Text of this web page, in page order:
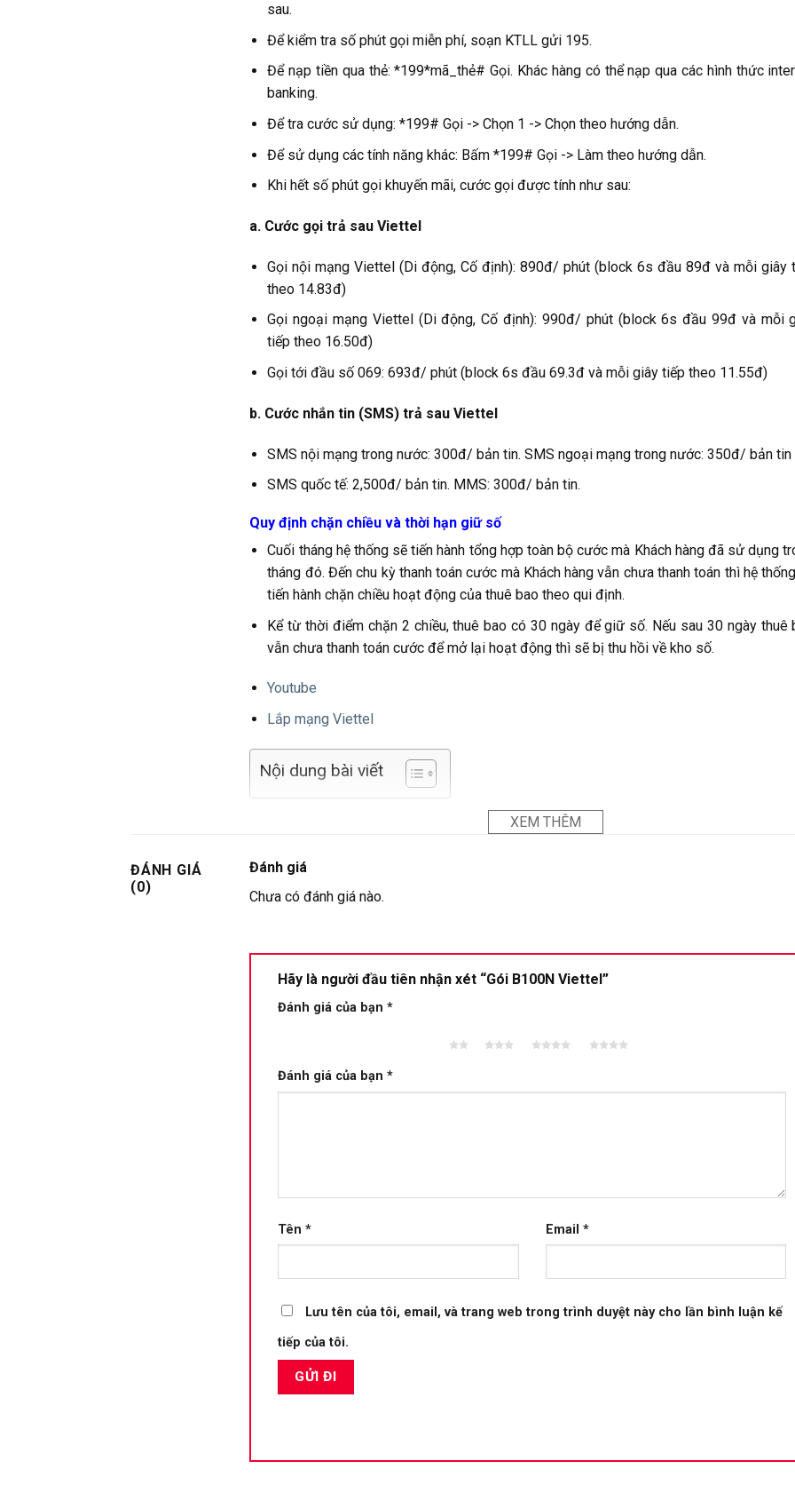
sau.
Để kiểm tra số phút gọi miễn phí, soạn KTLL gửi 195.
Để nạp tiền qua thẻ: *199*mã_thẻ# Gọi. Khác hàng có thể nạp qua các hình thức
banking.
Để tra cước sử dụng: *199# Gọi -> Chọn 1 -> Chọn theo hướng dẫn.
Để sử dụng các tính năng khác: Bấm *199# Gọi -> Làm theo hướng dẫn.
Khi hết số phút gọi khuyến mãi, cước gọi được tính như sau:
a. Cước gọi trả sau Viettel
Gọi nội mạng Viettel (Di động, Cố định): 890đ/ phút (block 6s đầu 89đ và mỗi giây
theo 14.83đ)
Gọi ngoại mạng Viettel (Di động, Cố định): 990đ/ phút (block 6s đầu 99đ và mỗi
tiếp theo 16.50đ)
Gọi tới đầu số 069: 693đ/ phút (block 6s đầu 69.3đ và mỗi giây tiếp theo 11.55đ)
b. Cước nhắn tin (SMS) trả sau Viettel
SMS nội mạng trong nước: 300đ/ bản tin. SMS ngoại mạng trong nước: 350đ/ bản tin
SMS quốc tế: 2,500đ/ bản tin. MMS: 300đ/ bản tin.
Quy định chặn chiều và thời hạn giữ số
Cuối tháng hệ thống sẽ tiến hành tổng hợp toàn bộ cước mà Khách hàng đã sử dụng
tháng đó. Đến chu kỳ thanh toán cước mà Khách hàng vẫn chưa thanh toán thì hệ
tiến hành chặn chiều hoạt động của thuê bao theo qui định.
Kể từ thời điểm chặn 2 chiều, thuê bao có 30 ngày để giữ số. Nếu sau 30 ngày thuê
vẫn chưa thanh toán cước để mở lại hoạt động thì sẽ bị thu hồi về kho số.
Youtube
Lắp mạng Viettel
XEM THÊM
Nội dung bài viết
ĐÁNH GIÁ
(0)
Đánh giá
Chưa có đánh giá nào.
Hãy là người đầu tiên nhận xét “Gói B100N Viettel”
Đánh giá của bạn *
5 sao
sao
sao
sao
Đánh giá của bạn *
Tên * Email *
Lưu tên của tôi, email, và trang web trong trình duyệt này cho lần bình luận kế
tiếp của tôi.